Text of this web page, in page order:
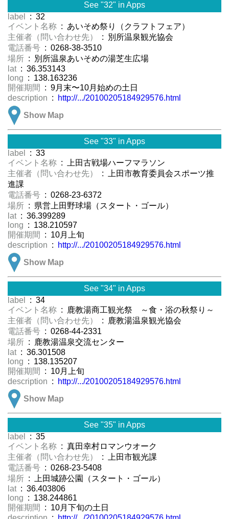
See "32" in Apps
label
: 32
イベント名称 : あいそめ祭り（クラフトフェア）
主催者（問い合わせ先）
: 別所温泉観光協会
電話番号 : 0268-38-3510
場所 : 別所温泉あいそめの湯芝生広場
lat : 36.353143
long : 138.163236
開催期間
: 9月末〜10月始めの土日
description :
http://.../20100205184929576.html
Show Map
See "33" in Apps
label
: 33
イベント名称 : 上田古戦場ハーフマラソン
主催者（問い合わせ先）
: 上田市教育委員会スポーツ推
進課
電話番号 : 0268-23-6372
場所 : 県営上田野球場（スタート・ゴール）
lat : 36.399289
long : 138.210597
開催期間
: 10月上旬
description :
http://.../20100205184929576.html
Show Map
See "34" in Apps
label
: 34
イベント名称 : 鹿教湯商工観光祭 ～食・浴の秋祭り～
主催者（問い合わせ先）
: 鹿教湯温泉観光協会
電話番号 : 0268-44-2331
場所 : 鹿教湯温泉交流センター
lat : 36.301508
long : 138.135207
開催期間
: 10月上旬
description :
http://.../20100205184929576.html
Show Map
See "35" in Apps
label
: 35
イベント名称 : 真田幸村ロマンウオーク
主催者（問い合わせ先）
: 上田市観光課
電話番号 : 0268-23-5408
場所 : 上田城跡公園（スタート・ゴール）
lat : 36.403806
long : 138.244861
開催期間
: 10月下旬の土日